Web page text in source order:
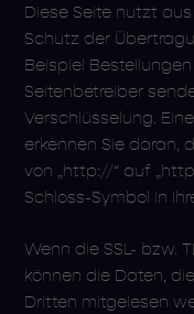
Diese Seite nutzt
Schutz der
Beispiel
Seitenbetreiber
Verschlüsselung.
erkennen Sie daran,
von „http://“ auf
Schloss-Symbol in
Wenn die SSL- bzw.
können die Daten,
Dritten mitgelesen